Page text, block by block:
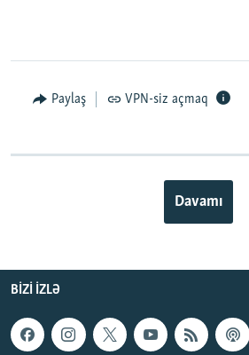
Paylaş VPN-siz açmaq
Davamı
BIZI IZLƏ